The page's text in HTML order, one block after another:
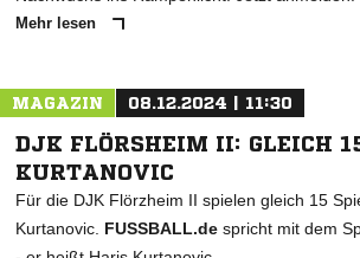
Mehr lesen
MAGAZIN 08.12.2024 | 11:30
DJK FLÖRSHEIM II: GLEICH
KURTANOVIC
Für die DJK Flörzheim II spielen gleich 15
Kurtanovic. FUSSBALL.de spricht mit dem